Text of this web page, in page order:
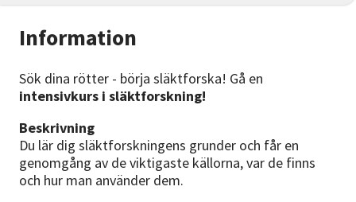
Information
Sök dina rötter - börja släktforska! Gå en
intensivkurs i släktforskning!
Beskrivning
Du lär dig släktforskningens grunder och får en
genomgång av de viktigaste källorna, var de finns
och hur man använder dem.